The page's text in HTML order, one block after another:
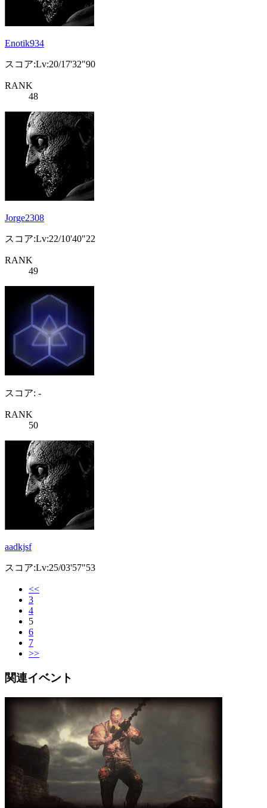
Enotik934
スコア:Lv:20/17'32"90
RANK
48
Jorge2308
スコア:Lv:22/10'40"22
RANK
49
スコア: -
RANK
50
aadkjsf
スコア:Lv:25/03'57"53
<<
3
4
5
6
7
>>
関連イベント